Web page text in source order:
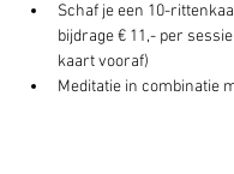
Schaf je een 10-
bijdrage € 11,- per
kaart vooraf)
Meditatie in combinatie